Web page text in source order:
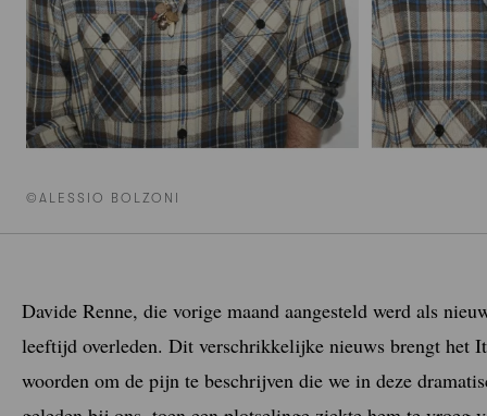
©ALESSIO BOLZONI
Davide Renne, die vorige maand aangesteld werd als
leeftijd overleden. Dit verschrikkelijke nieuws brengt het
woorden om de pijn te beschrijven die we in deze